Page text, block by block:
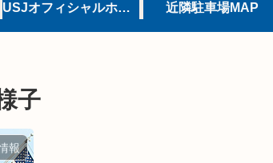
USJオフィシャルホテル 近隣駐車場MAP
子
報